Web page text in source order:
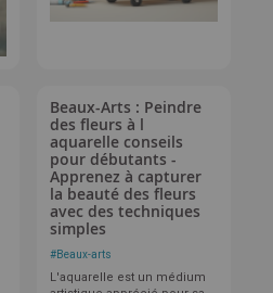
Beaux-Arts : Peindre
des fleurs à l
aquarelle conseils
pour débutants -
Apprenez à capturer
la beauté des fleurs
avec des techniques
simples
#Beaux-arts
L'aquarelle est un médium